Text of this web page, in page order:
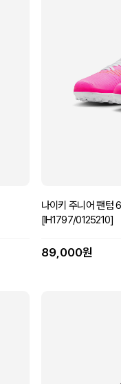
나이키 주니어 팬텀
[IH1797/0125210]
89,000원